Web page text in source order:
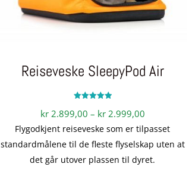
Reiseveske SleepyPod Air
5.00
kr2.899,00 – kr2.999,00Prisområde:
kr 2.899,00
til
kr 2.999,00
Flygodkjent reiseveske som er tilpasset
standardmålene til de fleste flyselskap uten at
det går utover plassen til dyret.